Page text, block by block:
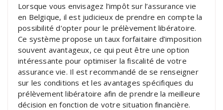
Lorsque vous envisagez l’impôt sur l’assurance vie
en Belgique, il est judicieux de prendre en compte la
possibilité d’opter pour le prélèvement libératoire.
Ce système propose un taux forfaitaire d’imposition
souvent avantageux, ce qui peut être une option
intéressante pour optimiser la fiscalité de votre
assurance vie. Il est recommandé de se renseigner
sur les conditions et les avantages spécifiques du
prélèvement libératoire afin de prendre la meilleure
décision en fonction de votre situation financière.